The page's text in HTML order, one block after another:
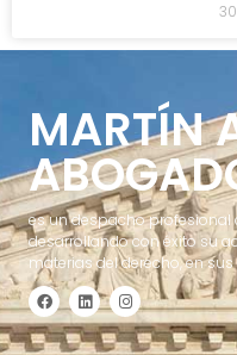
MARTÍN
es un despacho profesional
desarrollando con éxito su
materias del derecho, en